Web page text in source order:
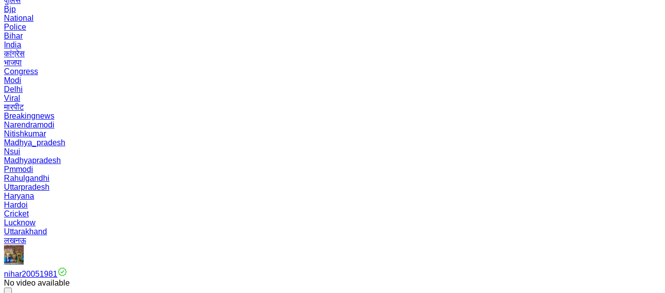
Bjp
National
Police
Bihar
India
कांग्रेस
भाजपा
Congress
Modi
Delhi
Viral
मारपीट
Breakingnews
Narendramodi
Nitishkumar
Madhya_pradesh
Nsui
Madhyapradesh
Pmmodi
Rahulgandhi
Uttarpradesh
Haryana
Hardoi
Cricket
Lucknow
Uttarakhand
लखनऊ
nihar20051981
No video available